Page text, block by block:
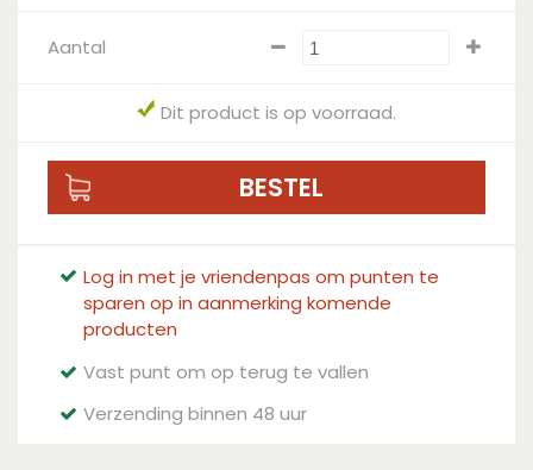
Aantal
Dit product is op voorraad.
Log in met je vriendenpas om punten te
sparen op in aanmerking komende
producten
Vast punt om op terug te vallen
Verzending binnen 48 uur